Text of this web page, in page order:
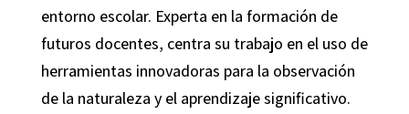
entorno escolar. Experta en la formación de
futuros docentes, centra su trabajo en el uso de
herramientas innovadoras para la observación
de la naturaleza y el aprendizaje significativo.